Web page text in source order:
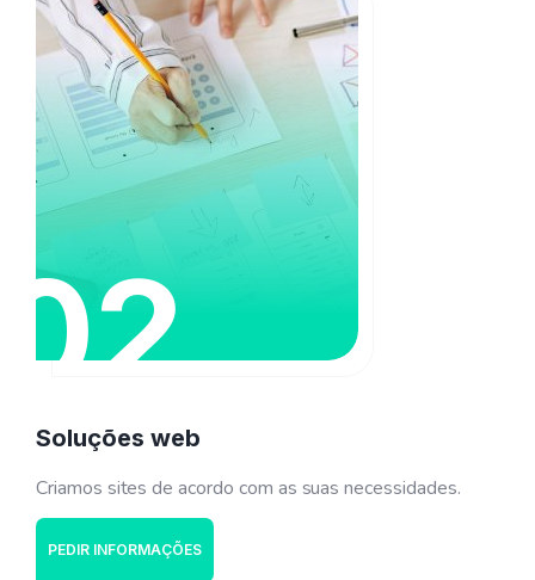
Soluções web
Criamos sites de acordo com as suas necessidades.
PEDIR INFORMAÇÕES